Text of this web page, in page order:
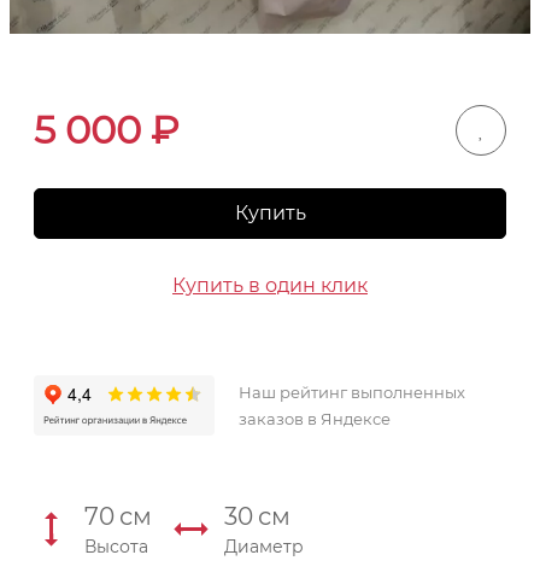
5 000 ₽
Купить
Купить в один клик
Наш рейтинг выполненных
заказов в Яндексе
70 см
Высота
30 см
Диаметр